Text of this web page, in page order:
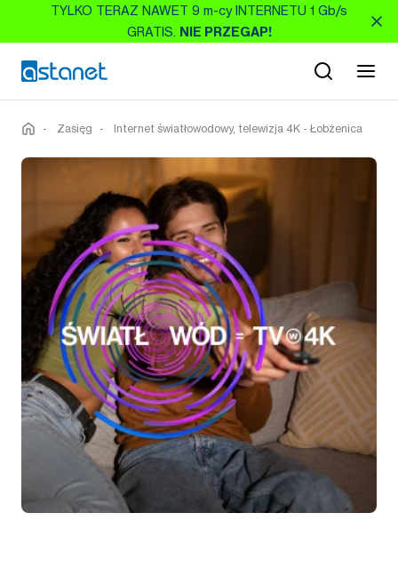
TYLKO TERAZ NAWET 9 m-cy INTERNETU 1 Gb/s
GRATIS. NIE PRZEGAP!
- Zasięg - Internet światłowodowy, telewizja 4K - Łobżenica